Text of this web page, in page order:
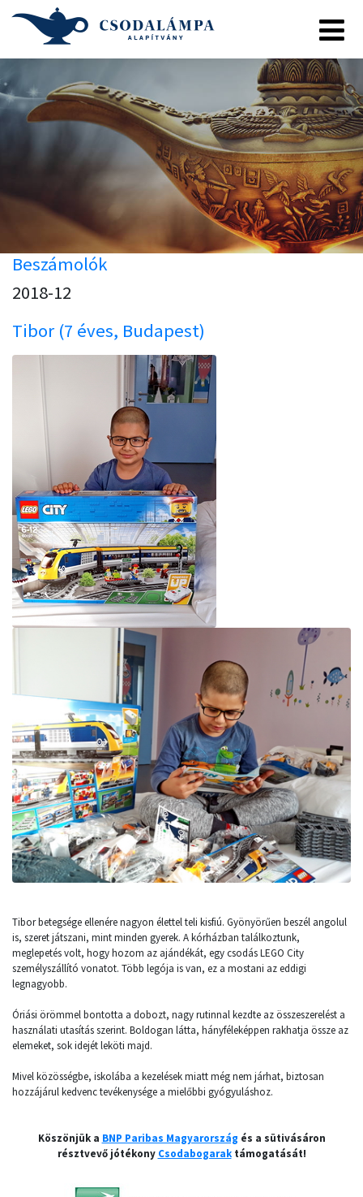
Beszámolók
2018-12
Tibor (7 éves, Budapest)
Tibor betegsége ellenére nagyon élettel teli kisfiú. Gyönyörűen beszél angolul
is, szeret játszani, mint minden gyerek. A kórházban találkoztunk,
meglepetés volt, hogy hozom az ajándékát, egy csodás LEGO City
személyszállító vonatot. Több legója is van, ez a mostani az eddigi
legnagyobb.
Óriási örömmel bontotta a dobozt, nagy rutinnal kezdte az összeszerelést a
használati utasítás szerint. Boldogan látta, hányféleképpen rakhatja össze az
elemeket, sok idejét leköti majd.
Mivel közösségbe, iskolába a kezelések miatt még nem járhat, biztosan
hozzájárul kedvenc tevékenysége a mielőbbi gyógyuláshoz.
Köszönjük a BNP Paribas Magyarország és a sütivásáron
résztvevő jótékony Csodabogaraktámogatását!